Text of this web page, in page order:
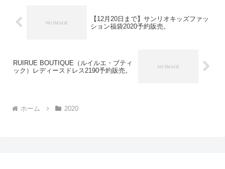
【12月20日まで】サンリオキッズファッ
ション福袋2020予約販売。
RUIRUE BOUTIQUE（ルイルエ・ブティ
ック）レディースドレス2190予約販売。
ホーム 2020